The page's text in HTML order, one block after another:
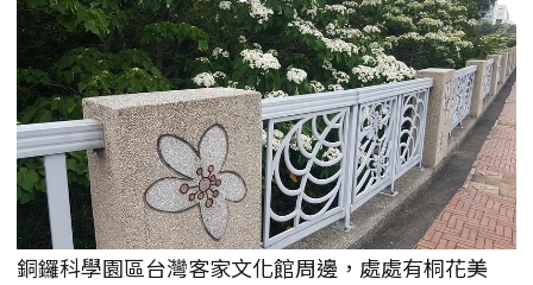
銅鑼科學園區台灣客家文化館周邊，處處有桐花美